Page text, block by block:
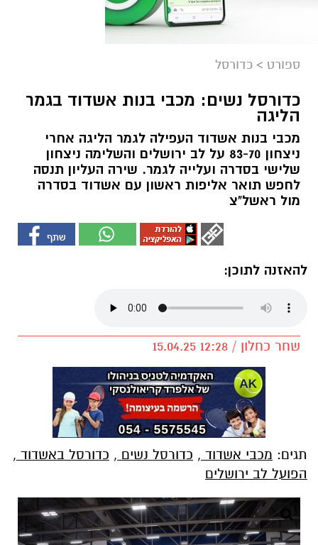
ספורט > כדורסל
כדורסל נשים: מכבי בנות אשדוד בגמר
הליגה
מכבי בנות אשדוד העפילה לגמר הליגה אחרי
ניצחון 83-70 על לב ירושלים והשלימה ניצחון
שלישי בסדרה ועלייה לגמר. שירה העליון תנסה
לחפש תואר אליפות ראשון עם אשדוד בסדרה
מול ראשל"צ
להאזנה לתוכן:
שחר כחלון / 12:28 15.04.25
תגים: מכבי אשדוד , כדורסל נשים , כדורסל באשדוד ,
הפועל לב ירושלים